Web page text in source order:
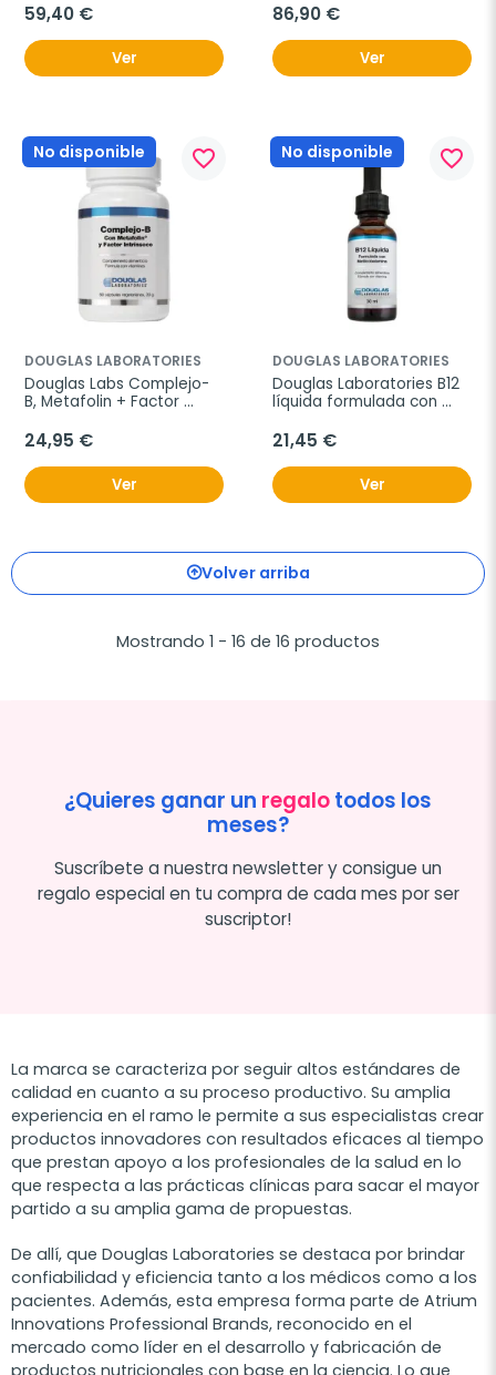
59,40 €
Ver
86,90 €
Ver
No disponible favorite_border
DOUGLAS LABORATORIES
Douglas Labs Complejo-
B, Metafolin + Factor
24,95 €
Ver
No disponible favorite_border
DOUGLAS LABORATORIES
Douglas Laboratories B12
líquida formulada con
21,45 €
Ver
Volver arriba
Mostrando 1 - 16 de 16 productos
¿Quieres ganar un regalotodos los
meses?
Suscríbete a nuestra newsletter y consigue un
regalo especial en tu compra de cada mes por ser
suscriptor!
La marca se caracteriza por seguir altos estándares de
calidad en cuanto a su proceso productivo. Su amplia
experiencia en el ramo le permite a sus especialistas crear
productos innovadores con resultados eficaces al tiempo
que prestan apoyo a los profesionales de la salud en lo
que respecta a las prácticas clínicas para sacar el mayor
partido a su amplia gama de propuestas.
De allí, que Douglas Laboratories se destaca por brindar
confiabilidad y eficiencia tanto a los médicos como a los
pacientes. Además, esta empresa forma parte de Atrium
Innovations Professional Brands, reconocido en el
mercado como líder en el desarrollo y fabricación de